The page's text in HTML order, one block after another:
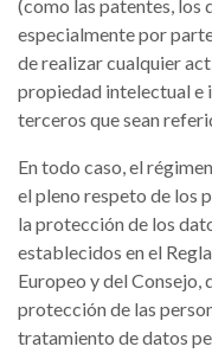
(como las patentes, los
especialmente por
de realizar cualquier
propiedad intelectual e
terceros que sean
En todo caso, el
el pleno respeto de los
la protección de los
establecidos en el
Europeo y del Consejo,
protección de las
tratamiento de datos